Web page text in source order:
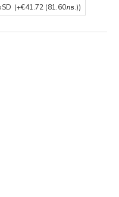
(+€41.72 (81.60лв.))